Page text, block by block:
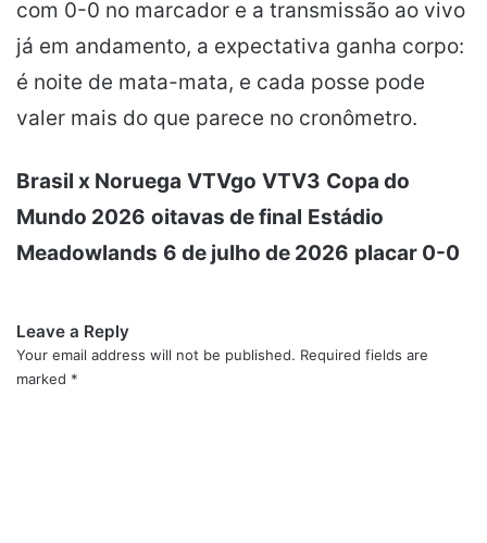
com 0-0 no marcador e a transmissão ao vivo
já em andamento, a expectativa ganha corpo:
é noite de mata-mata, e cada posse pode
valer mais do que parece no cronômetro.
Brasil x Noruega VTVgo VTV3 Copa do
Mundo 2026 oitavas de final Estádio
Meadowlands 6 de julho de 2026 placar 0-0
Leave a Reply
Your email address will not be published. Required fields are
marked *